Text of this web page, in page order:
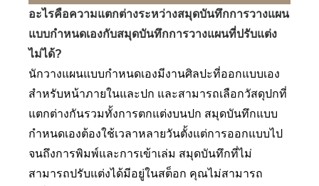
อะไรคือความแตกต่างระหว่างสมุดบันทึกการวางแผน
แบบกำหนดเองกับสมุดบันทึกการวางแผนที่ปรับแต่ง
ไม่ได้?
นักวางแผนแบบกำหนดเองมีงานศิลปะที่ออกแบบเอง
สำหรับหน้าภายในและปก และสามารถเลือกวัสดุปกที่
แตกต่างกันรวมทั้งการตกแต่งบนปก สมุดบันทึกแบบ
กำหนดเองต้องใช้เวลาหลายวันตั้งแต่การออกแบบไป
จนถึงการพิมพ์และการเข้าเล่ม สมุดบันทึกที่ไม่
สามารถปรับแต่งได้มีอยู่ในสต็อก คุณไม่สามารถ